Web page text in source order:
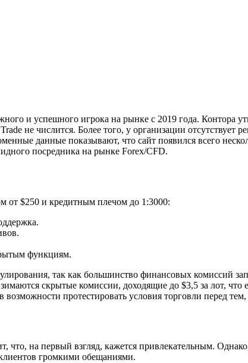
и успешного игрока на рынке с 2019 года. Контора
не числится. Более того, у организации отсутствует
данные показывают, что сайт появился всего
посредника на рынке Forex/CFD.
от $250 и кредитным плечом до 1:3000:
функциям.
так как большинство финансовых комиссий
скрытые комиссии, доходящие до $3,5 за лот,
протестировать условия торговли перед
что, на первый взгляд, кажется привлекательным.
громкими обещаниями.